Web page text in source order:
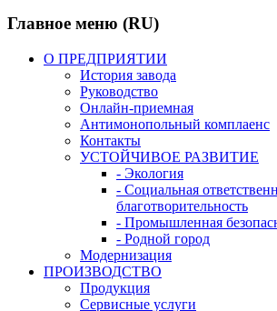
Главное меню (RU)
О ПРЕДПРИЯТИИ
История завода
Руководство
Онлайн-приемная
Антимонопольный комплаенс
Контакты
УСТОЙЧИВОЕ РАЗВИТИЕ
- Экология
- Социальная
благотворительность
- Промышленная
- Родной город
Модернизация
ПРОИЗВОДСТВО
Продукция
Сервисные услуги